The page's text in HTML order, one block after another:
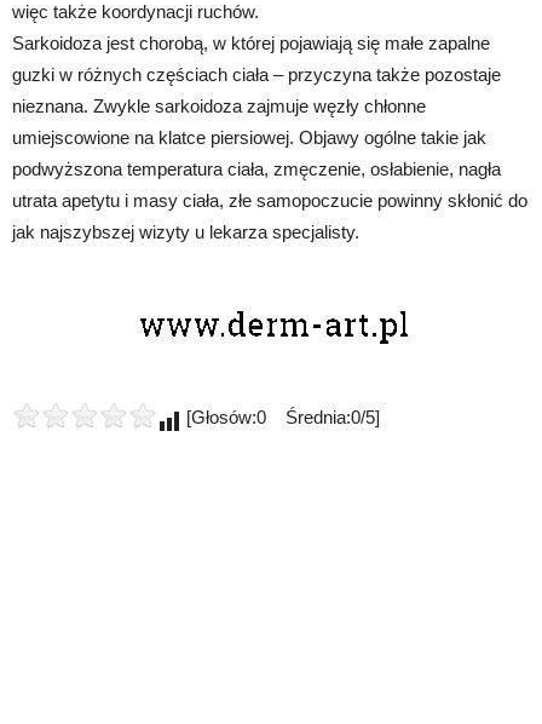
więc także koordynacji ruchów.
Sarkoidoza jest chorobą, w której pojawiają się małe zapalne
guzki w różnych częściach ciała – przyczyna także pozostaje
nieznana. Zwykle sarkoidoza zajmuje węzły chłonne
umiejscowione na klatce piersiowej. Objawy ogólne takie jak
podwyższona temperatura ciała, zmęczenie, osłabienie, nagła
utrata apetytu i masy ciała, złe samopoczucie powinny skłonić do
jak najszybszej wizyty u lekarza specjalisty.
[Głosów:0 Średnia:0/5]